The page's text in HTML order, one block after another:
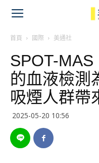
首頁 國際 美通社
SPOT-
的血液檢測
吸煙人群帶
2025-05-20 10:56